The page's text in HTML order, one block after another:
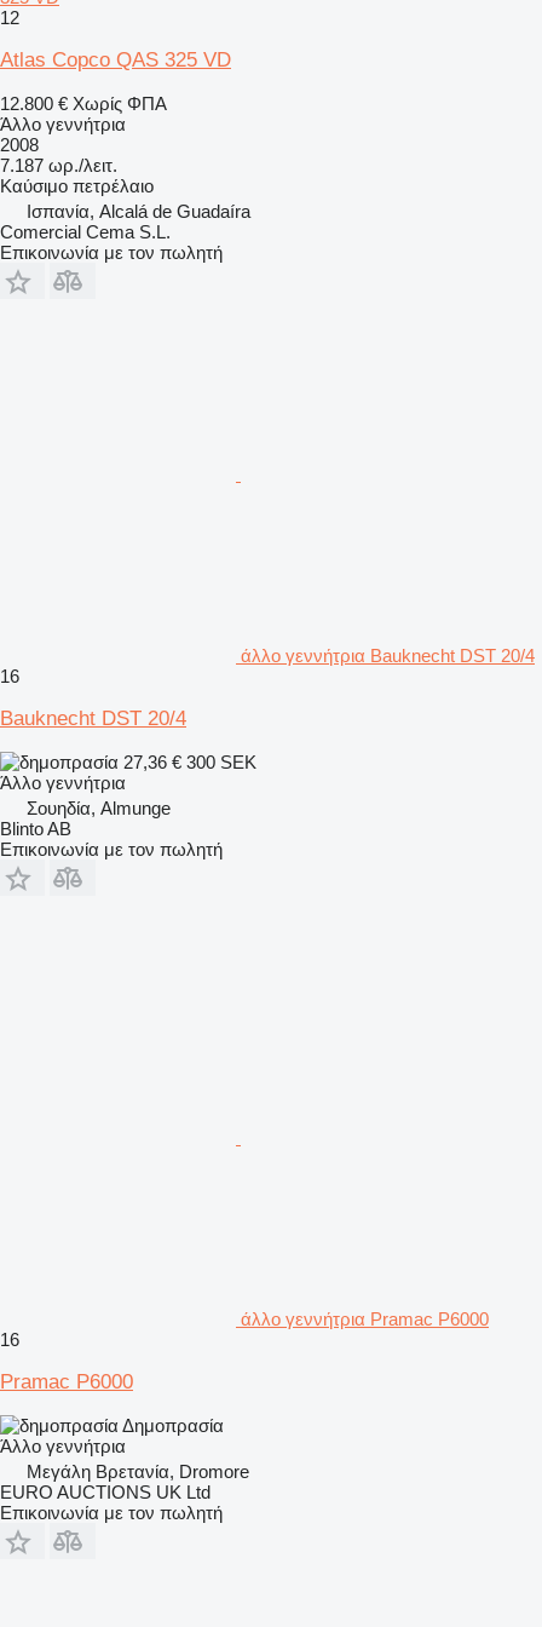
12
Atlas Copco QAS 325 VD
12.800 € Χωρίς ΦΠΑ
Άλλο γεννήτρια
2008
7.187 ωρ./λειτ.
Καύσιμο πετρέλαιο
Ισπανία, Alcalá de Guadaíra
Comercial Cema S.L.
Επικοινωνία με τον πωλητή
άλλο γεννήτρια Bauknecht DST 20/4
16
Bauknecht DST 20/4
27,36 € 300 SEK
Άλλο γεννήτρια
Σουηδία, Almunge
Blinto AB
Επικοινωνία με τον πωλητή
άλλο γεννήτρια Pramac P6000
16
Pramac P6000
Δημοπρασία
Άλλο γεννήτρια
Μεγάλη Βρετανία, Dromore
EURO AUCTIONS UK Ltd
Επικοινωνία με τον πωλητή